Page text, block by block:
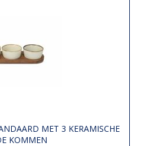
MET 3 KERAMISCHE
KOMMEN